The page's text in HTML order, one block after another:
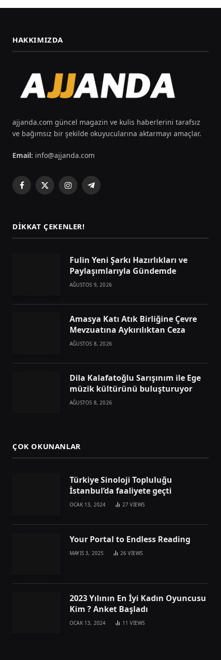
HAKKIMIZDA
ajjanda.com güncel magazin ve kulis haberlerini tarafsız
ve bağımsız bir şekilde okuyucularına aktarmayı amaçlar.
Email: info@ajjanda.com
Facebook
X
InstagramTelegram
DIKKAT ÇEKENLER!
Fulin Yeni Şarkı Hazırlıkları ve
Paylaşımlarıyla Gündemde
AĞUSTOS 9, 2026
Amasya Katı Atık Birliğine Çevre
Mevzuatına Aykırılıktan Ceza
AĞUSTOS 8, 2026
Dila Kalafatoğlu Sarışınım ile Ege
müzik kültürünü buluşturuyor
AĞUSTOS 8, 2026
ÇOK OKUNANLAR
Türkiye Sinoloji Topluluğu
İstanbul’da faaliyete geçti
OCAK 13, 2024 27VIEWS
Your Portal to Endless Reading
MAYIS 3, 2025 26VIEWS
2023 Yılının En İyi Kadın Oyuncusu
Kim ? Anket Başladı
OCAK 13, 2024 11VIEWS